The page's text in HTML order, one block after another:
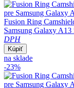
Fusion Ring
Samsung Galaxy
DPH
Kúpiť
na sklade
-23%